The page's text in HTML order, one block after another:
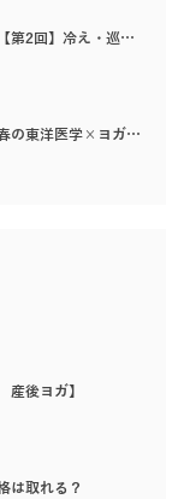
第2回】冷え・巡…
の東洋医学×ヨガ…
後ヨガ】
は取れる？